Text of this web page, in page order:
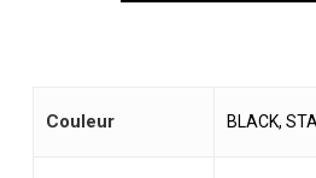
Couleur BLACK,